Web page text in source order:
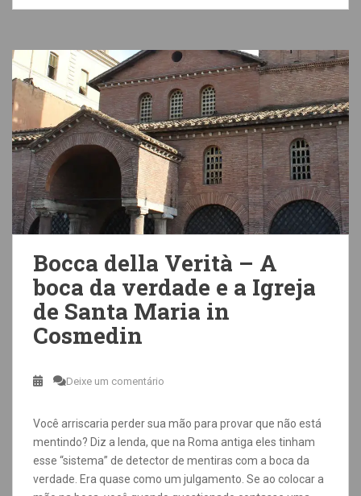
Bocca della Verità – A
boca da verdade e a Igreja
de Santa Maria in
Cosmedin
Deixe um comentário
Você arriscaria perder sua mão para provar que não está
mentindo? Diz a lenda, que na Roma antiga eles tinham
esse “sistema” de detector de mentiras com a boca da
verdade. Era quase como um julgamento. Se ao colocar a